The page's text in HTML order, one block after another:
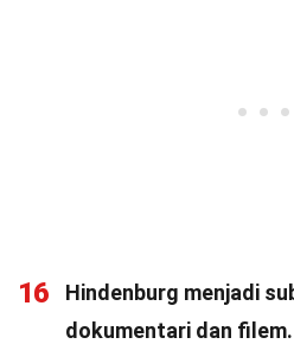
16
Hindenburg menjadi
dokumentari dan filem.